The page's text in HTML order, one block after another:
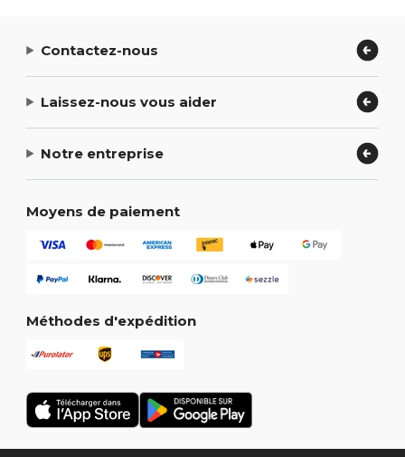
Contactez-nous
Laissez-nous vous aider
Notre entreprise
Moyens de paiement
Méthodes d'expédition